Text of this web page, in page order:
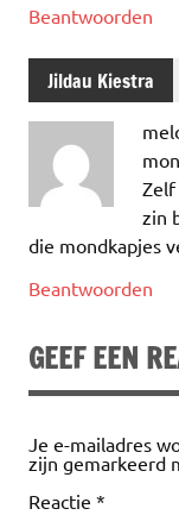
Beantwoorden
Jildau Kiestra
Zelf
zin
die mondkapjes
Beantwoorden
GEEF EEN
Je e-mailadres
zijn gemarkeerd
Reactie *